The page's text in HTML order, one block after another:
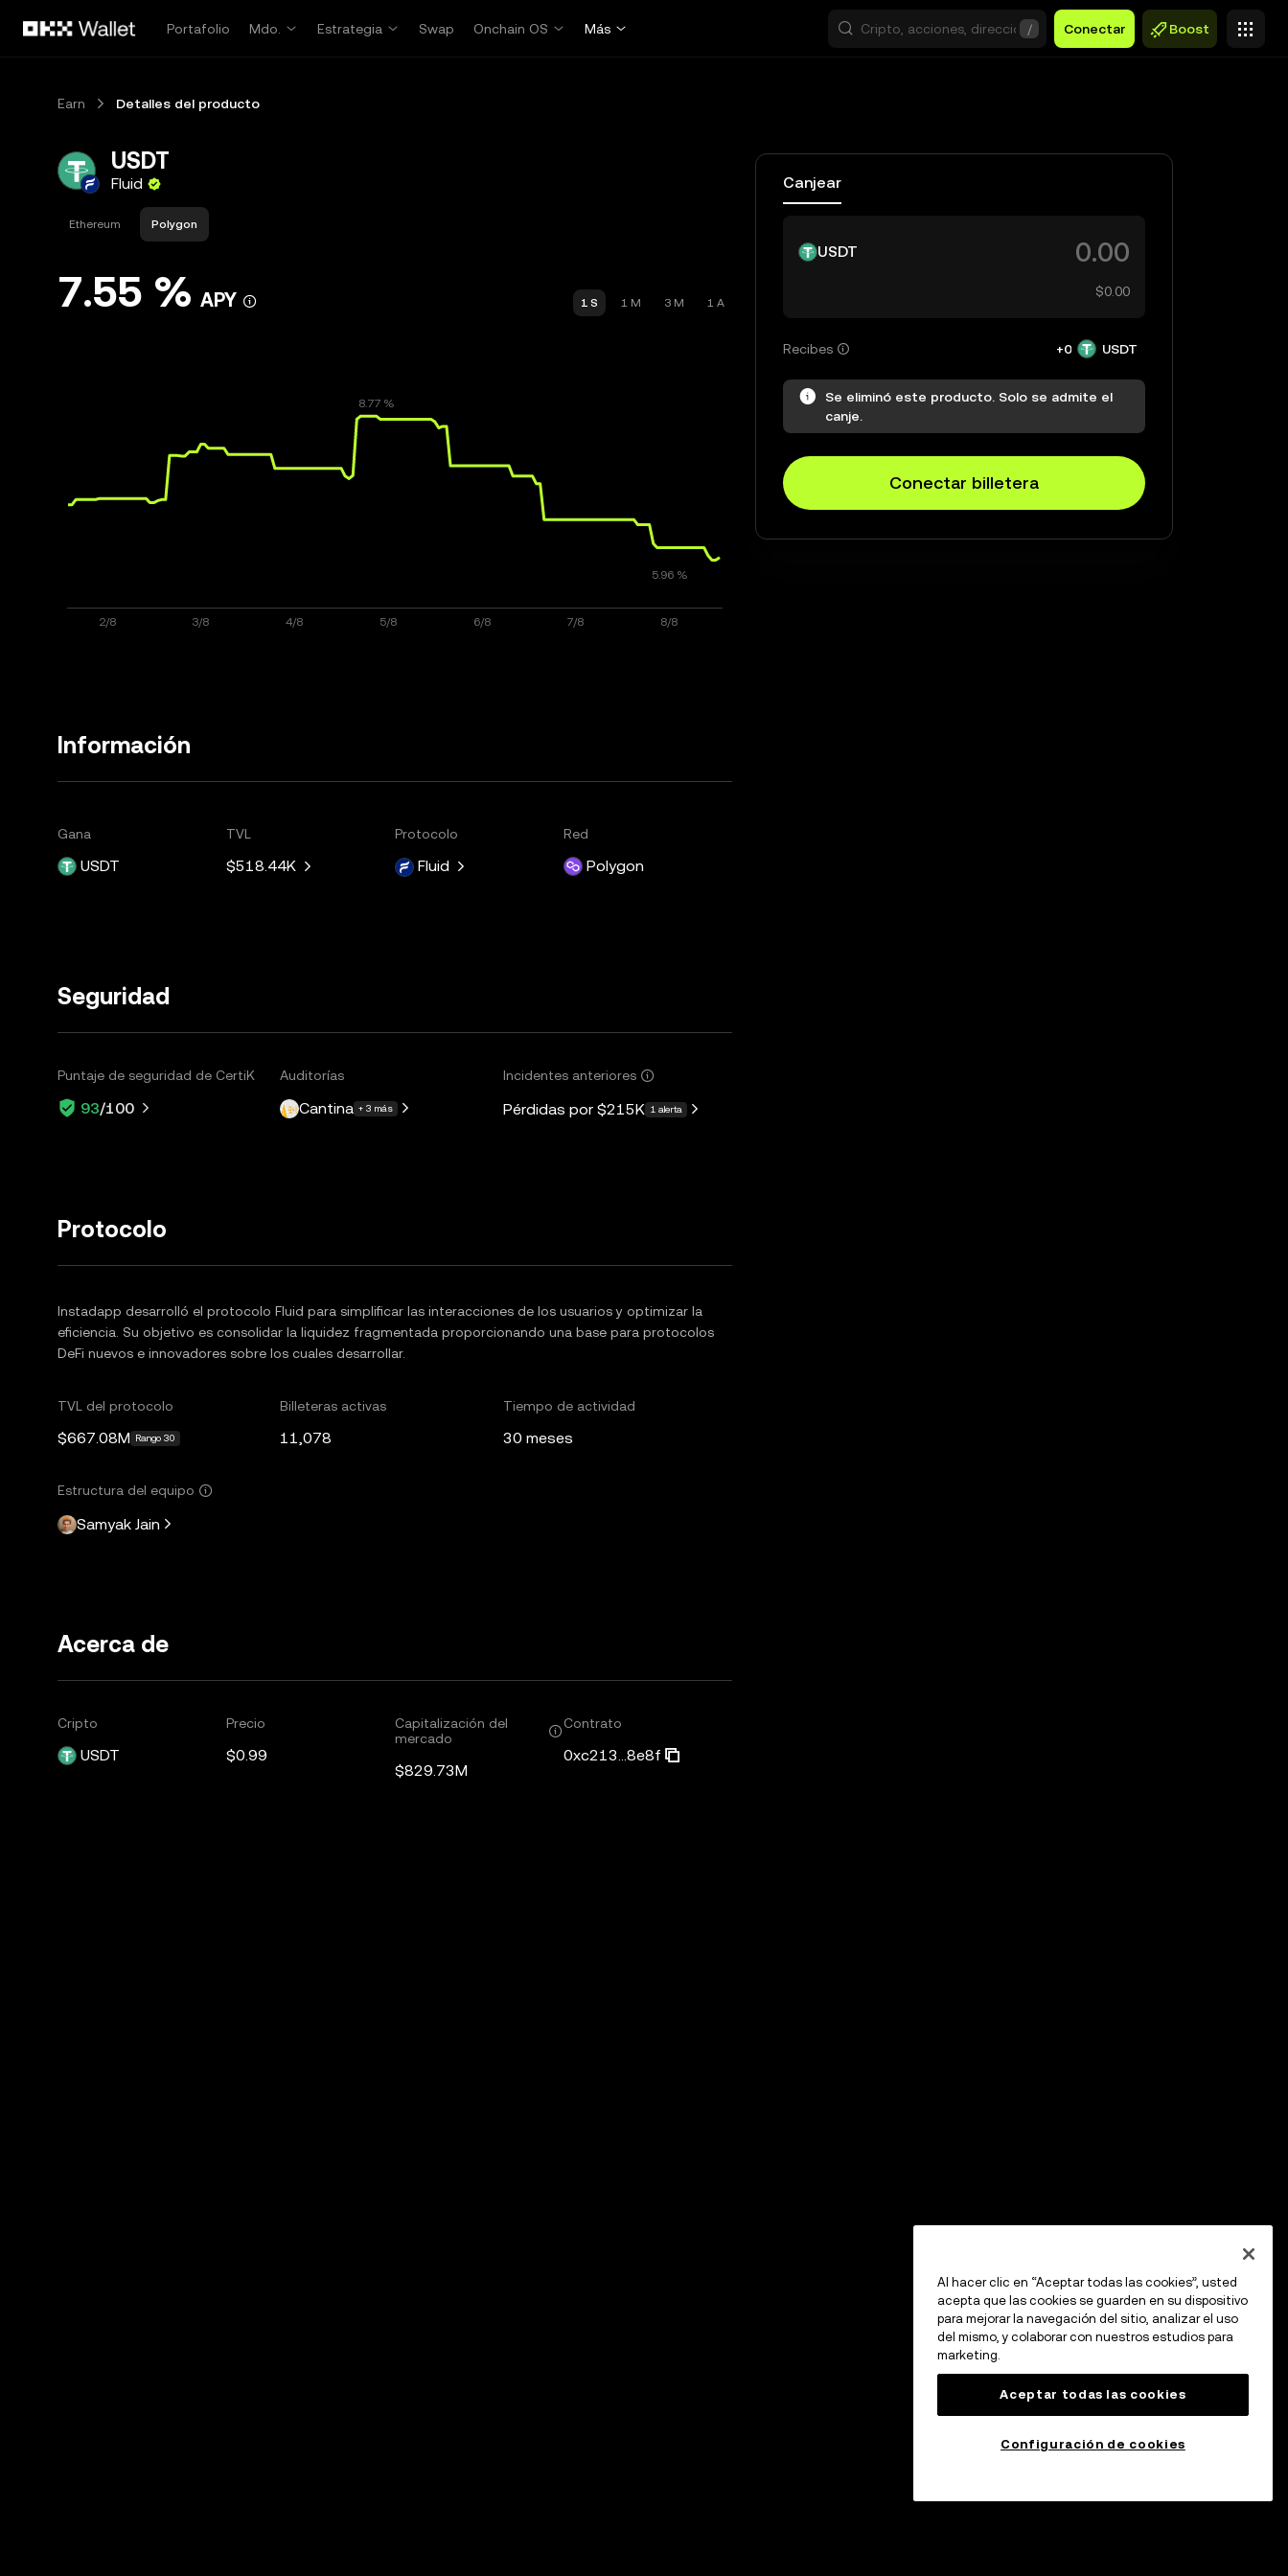
Portafolio
Mdo. Estrategia Swap Onchain OS Más / Conectar Boost
Earn Detalles del producto
USDT
Fluid
Ethereum Polygon
7.55 % APY 1 S 1 M 3 M 1 A
Información
Gana
USDT
TVL
$518.44K
Protocolo
Fluid
Red
Polygon
Seguridad
Puntaje de seguridad de CertiK
93/100
Auditorías
Cantina + 3 más
Incidentes anteriores
Pérdidas por $215K 1 alerta
Protocolo
Instadapp desarrolló el protocolo Fluid para simplificar las interacciones de los usuarios y optimizar la
eficiencia. Su objetivo es consolidar la liquidez fragmentada proporcionando una base para protocolos
DeFi nuevos e innovadores sobre los cuales desarrollar.
TVL del protocolo
$667.08M Rango 30
Billeteras activas
11,078
Tiempo de actividad
30 meses
Estructura del equipo
Samyak Jain
Acerca de
Cripto
USDT
Precio
$0.99
Capitalización del
mercado
$829.73M
Contrato
0xc213...8e8f
Canjear
USDT
$0.00
Recibes +0 USDT
Se eliminó este producto. Solo se admite el
canje.
Conectar billetera
Al hacer clic en “Aceptar todas las cookies”, usted
acepta que las cookies se guarden en su dispositivo
para mejorar la navegación del sitio, analizar el uso
del mismo, y colaborar con nuestros estudios para
marketing.
Aceptar todas las cookies
Configuración de cookies